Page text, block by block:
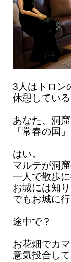
3人はトロン
休憩している
あなた、洞
「常春の国
はい。
マルテが洞
一人で散歩
お城には知
でもお城に行
途中で？
お花畑でカ
意気投合し